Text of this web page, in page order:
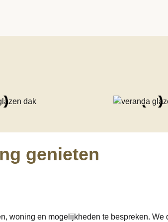
genieten
woning en mogelijkheden te bespreken.